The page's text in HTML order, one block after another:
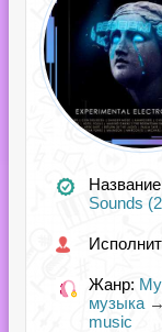
Sounds
Жанр:
музыка →
music